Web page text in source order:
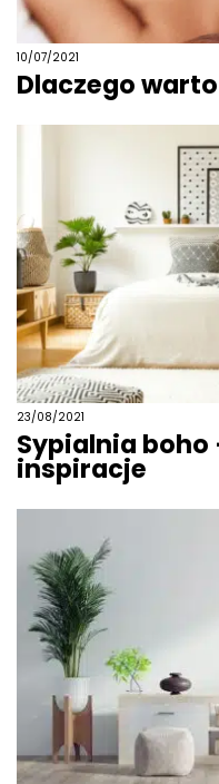
10/07/2021
Dlaczego
23/08/2021
Sypialnia boho
inspiracje